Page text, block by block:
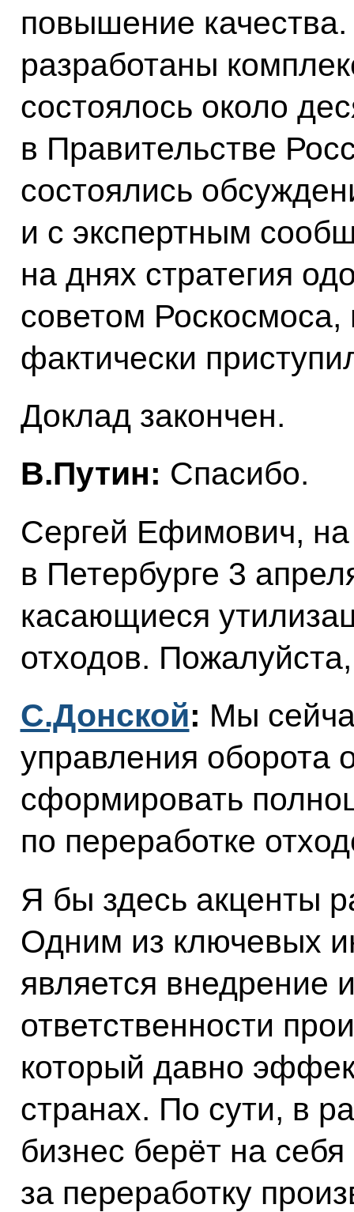
повышение
разработаны
состоялось около
в Правительстве
состоялись
и с экспертным
на днях стратегия
советом
фактически
Доклад закончен.
В.Путин: Спасибо.
Сергей Ефимович,
в Петербурге 3
касающиеся
отходов.
С.Донской: Мы
управления оборота
сформировать
по переработке
Я бы здесь акценты
Одним из ключевых
является внедрение
ответственности
который давно
странах. По сути, в
бизнес берёт на себя
за переработку